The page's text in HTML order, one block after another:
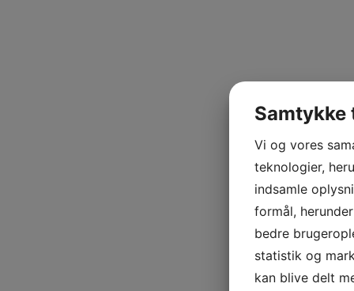
Vi og vores
teknologier,
indsamle
formål,
bedre
statistik og
kan blive delt